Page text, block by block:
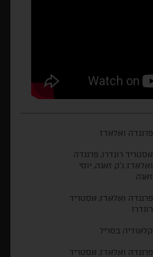
פרננדה ואלאדז
אסטריד רונדרו, פרננדה
ואלאדז, ג'ק זאגה, יוסי
זאגה
פרננדה ואלאדז, אסטריד
רונדרו
קלאודיה בסריל
פרננדה ואלאדז, אסטריד